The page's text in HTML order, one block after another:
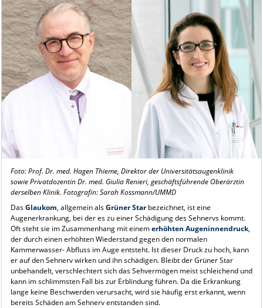
Foto: Prof. Dr. med. Hagen Thieme, Direktor der Universitätsaugenklinik
sowie Privatdozentin Dr. med. Giulia Renieri, geschäftsführende Oberärztin
derselben Klinik. Fotografin: Sarah Kossmann/UMMD
DasGlaukom, allgemein alsGrüner Starbezeichnet, ist eine
Augenerkrankung, bei der es zu einer Schädigung des Sehnervs kommt.
Oft steht sie im Zusammenhang mit einemerhöhten Augeninnendruck,
der durch einen erhöhten Wiederstand gegen den normalen
Kammerwasser- Abfluss im Auge entsteht. Ist dieser Druck zu hoch, kann
er auf den Sehnerv wirken und ihn schädigen. Bleibt der Grüner Star
unbehandelt, verschlechtert sich das Sehvermögen meist schleichend und
kann im schlimmsten Fall bis zur Erblindung führen. Da die Erkrankung
lange keine Beschwerden verursacht, wird sie häufig erst erkannt, wenn
bereits Schäden am Sehnerv entstanden sind.